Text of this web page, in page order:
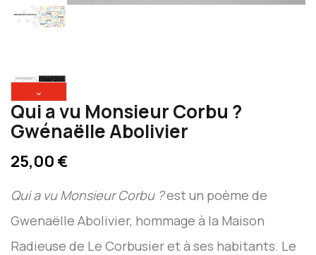
⌄
Qui a vu Monsieur Corbu ?
Gwénaëlle Abolivier
25,00 €
Qui a vu Monsieur Corbu ?est un poème de
Gwenaëlle Abolivier, hommage à la Maison
Radieuse de Le Corbusier et à ses habitants. Le